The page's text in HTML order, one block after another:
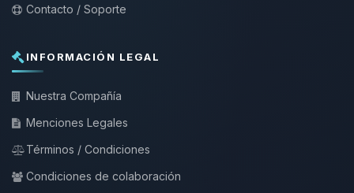
Contacto / Soporte
INFORMACIÓN LEGAL
Nuestra Compañía
Menciones Legales
Términos / Condiciones
Condiciones de colaboración